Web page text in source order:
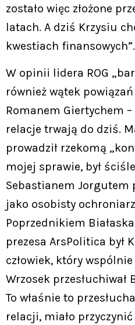
zostało więc złożone
latach. A dziś Krzysiu
kwestiach finansowych”.
W opinii lidera ROG
również wątek
Romanem Giertychem
relacje trwają do dziś.
prowadził rzekomą
mojej sprawie, był
Sebastianem Jorgutem
jako osobisty
Poprzednikiem
prezesa ArsPolitica był
człowiek, który
Wrzosek przesłuchiwał
To właśnie to
relacji, miało